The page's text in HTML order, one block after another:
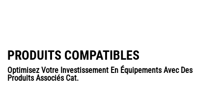
PRODUITS COMPATIBLES
Optimisez Votre Investissement En Équipements Avec Des
Produits Associés Cat.